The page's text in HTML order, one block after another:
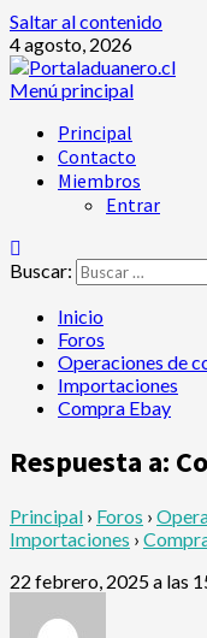
Saltar al contenido
4 agosto, 2026
Menú principal
Principal
Contacto
Miembros
Entrar
Buscar:
Inicio
Foros
Operaciones de
Importaciones
Compra Ebay
Respuesta a:
Principal › Foros ›
Importaciones ›
22 febrero, 2025 a las